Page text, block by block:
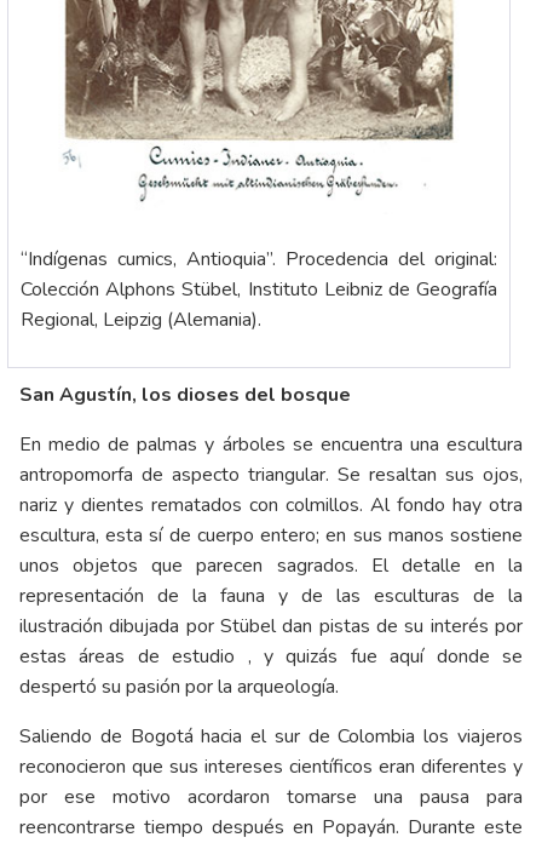
“Indígenas cumics, Antioquia”. Procedencia del original:
Colección Alphons Stübel, Instituto Leibniz de Geografía
Regional, Leipzig (Alemania).
San Agustín, los dioses del bosque
En medio de palmas y árboles se encuentra una escultura
antropomorfa de aspecto triangular. Se resaltan sus ojos,
nariz y dientes rematados con colmillos. Al fondo hay otra
escultura, esta sí de cuerpo entero; en sus manos sostiene
unos objetos que parecen sagrados. El detalle en la
representación de la fauna y de las esculturas de la
ilustración dibujada por Stübel dan pistas de su interés por
estas áreas de estudio , y quizás fue aquí donde se
despertó su pasión por la arqueología.
Saliendo de Bogotá hacia el sur de Colombia los viajeros
reconocieron que sus intereses científicos eran diferentes y
por ese motivo acordaron tomarse una pausa para
reencontrarse tiempo después en Popayán. Durante este